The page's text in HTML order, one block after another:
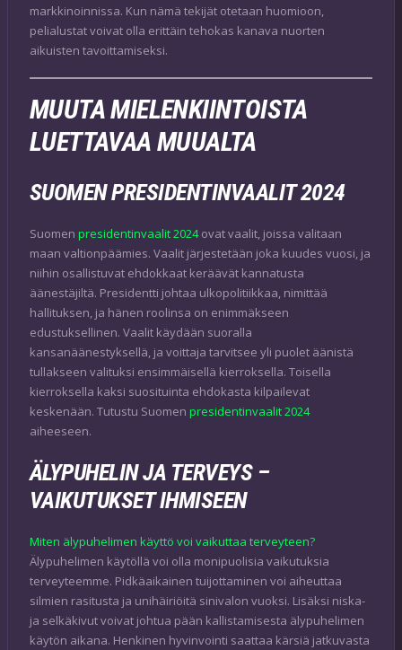
markkinoinnissa. Kun nämä tekijät otetaan huomioon,
pelialustat voivat olla erittäin tehokas kanava nuorten
aikuisten tavoittamiseksi.
MUUTA MIELENKIINTOISTA
LUETTAVAA MUUALTA
SUOMEN PRESIDENTINVAALIT 2024
Suomen presidentinvaalit 2024ovat vaalit, joissa valitaan
maan valtionpäämies. Vaalit järjestetään joka kuudes vuosi, ja
niihin osallistuvat ehdokkaat keräävät kannatusta
äänestäjiltä. Presidentti johtaa ulkopolitiikkaa, nimittää
hallituksen, ja hänen roolinsa on enimmäkseen
edustuksellinen. Vaalit käydään suoralla
kansanäänestyksellä, ja voittaja tarvitsee yli puolet äänistä
tullakseen valituksi ensimmäisellä kierroksella. Toisella
kierroksella kaksi suosituinta ehdokasta kilpailevat
keskenään. Tutustu Suomen presidentinvaalit 2024
aiheeseen.
ÄLYPUHELIN JA TERVEYS –
VAIKUTUKSET IHMISEEN
Miten älypuhelimen käyttö voi vaikuttaa terveyteen?
Älypuhelimen käytöllä voi olla monipuolisia vaikutuksia
terveyteemme. Pidkäaikainen tuijottaminen voi aiheuttaa
silmien rasitusta ja unihäiriöitä sinivalon vuoksi. Lisäksi niska-
ja selkäkivut voivat johtua pään kallistamisesta älypuhelimen
käytön aikana. Henkinen hyvinvointi saattaa kärsiä jatkuvasta